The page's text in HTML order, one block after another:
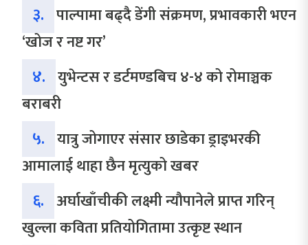
३. पाल्पामा बढ्दै डेंगी संक्रमण, प्रभावकारी भएन
‘खोज र नष्ट गर’
४. युभेन्टस र डर्टमण्डबिच ४-४ को रोमाञ्चक
बराबरी
५. यात्रु जोगाएर संसार छाडेका ड्राइभरकी
आमालाई थाहा छैन मृत्युको खबर
६. अर्घाखाँचीकी लक्ष्मी न्यौपानेले प्राप्त गरिन्
खुल्ला कविता प्रतियोगितामा उत्कृष्ट स्थान